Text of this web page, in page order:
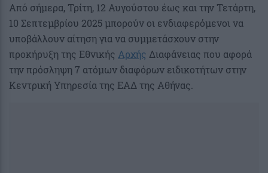
Από σήμερα, Τρίτη, 12 Αυγούστου έως και την Τετάρτη,
10 Σεπτεμβρίου 2025 μπορούν οι ενδιαφερόμενοι να
υποβάλλουν αίτηση για να συμμετάσχουν στην
προκήρυξη της Εθνικής Αρχής Διαφάνειας που αφορά
την πρόσληψη 7 ατόμων διαφόρων ειδικοτήτων στην
Κεντρική Υπηρεσία της ΕΑΔ της Αθήνας.